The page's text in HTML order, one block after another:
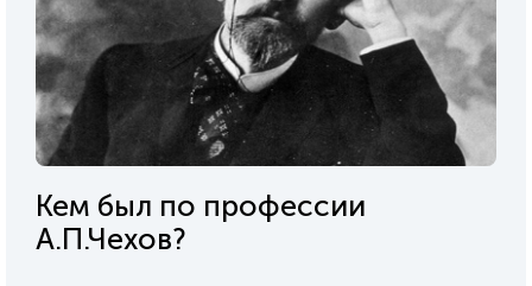
Кем был по профессии
А.П.Чехов?